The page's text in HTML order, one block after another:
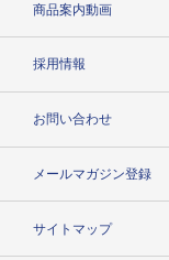
商品案内動画
採用情報
お問い合わせ
メールマガジン登録
サイトマップ